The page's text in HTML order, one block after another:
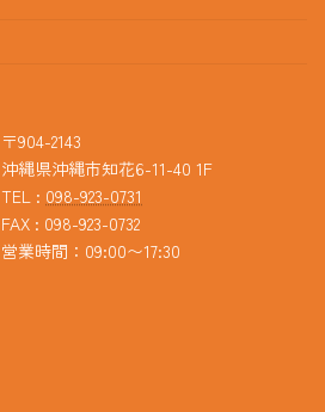
〒904-2143
沖縄県沖縄市知花6-11-40 1F
TEL : 098-923-0731
FAX : 098-923-0732
営業時間：09:00〜17:30